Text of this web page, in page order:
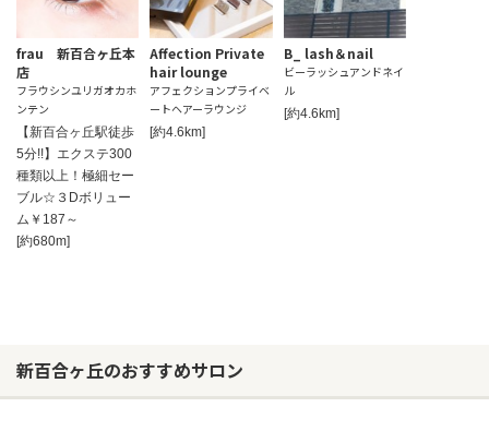
frau 新百合ヶ丘本
店
フラウシンユリガオカホ
ンテン
【新百合ヶ丘駅徒歩
5分!!】エクステ300
種類以上！極細セー
ブル☆３Dボリュー
ム￥187～
[約680m]
Affection Private
hair lounge
アフェクションプライベ
ートヘアーラウンジ
[約4.6km]
B_ lash＆nail
ビーラッシュアンドネイ
ル
[約4.6km]
新百合ヶ丘のおすすめサロン